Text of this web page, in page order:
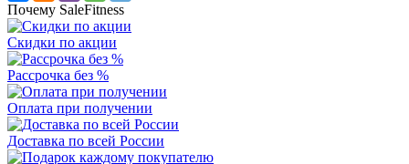
Почему SaleFitness
Скидки по акции
Рассрочка без %
Оплата при получении
Доставка по всей России